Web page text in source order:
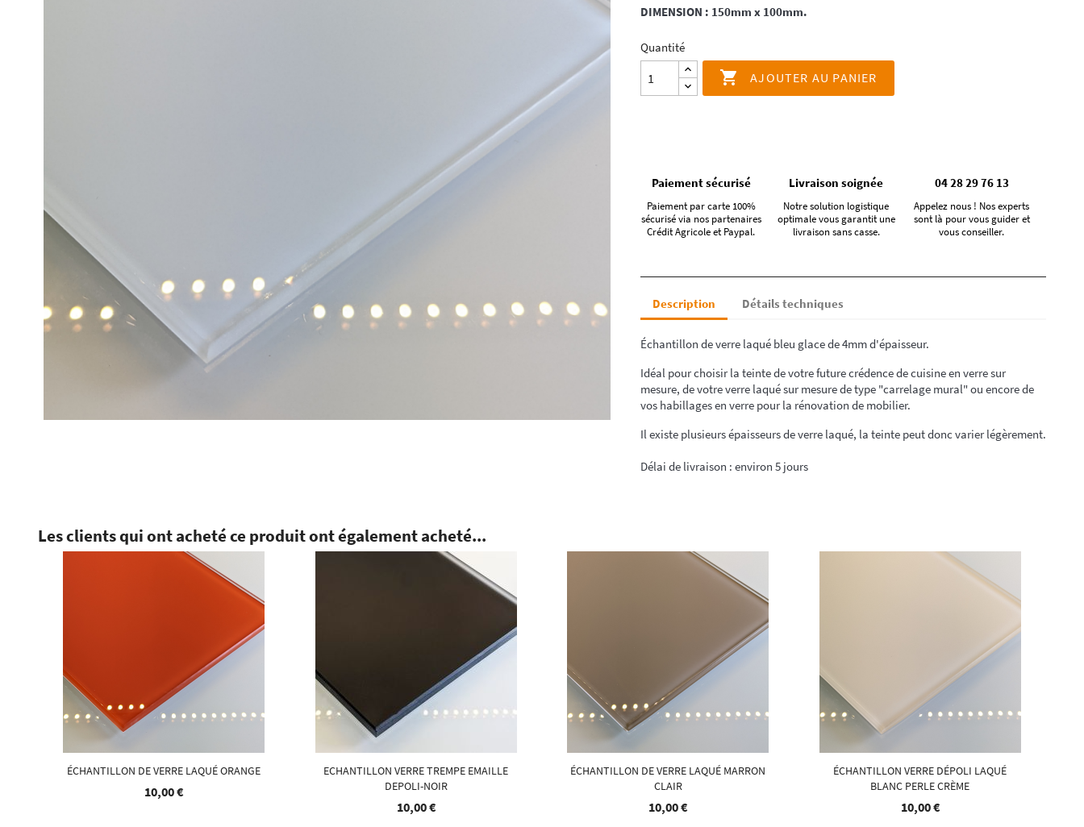
DIMENSION : 150mm x 100mm.
Quantité
 AJOUTER AU PANIER
Paiement sécurisé
Paiement par carte 100%
sécurisé via nos partenaires
Crédit Agricole et Paypal.
Livraison soignée
Notre solution logistique
optimale vous garantit une
livraison sans casse.
04 28 29 76 13
Appelez nous ! Nos experts
sont là pour vous guider et
vous conseiller.
Description Détails techniques
Échantillon de verre laqué bleu glace de 4mm d'épaisseur.
Idéal pour choisir la teinte de votre future crédence de cuisine en verre sur
mesure, de votre verre laqué sur mesure de type "carrelage mural" ou encore de
vos habillages en verre pour la rénovation de mobilier.
Il existe plusieurs épaisseurs de verre laqué, la teinte peut donc varier légèrement.
Délai de livraison : environ 5 jours
Les clients qui ont acheté ce produit ont également acheté...
ÉCHANTILLON DE VERRE LAQUÉ ORANGE
10,00 €
ECHANTILLON VERRE TREMPE EMAILLE
DEPOLI-NOIR
10,00 €
ÉCHANTILLON DE VERRE LAQUÉ MARRON
CLAIR
10,00 €
ÉCHANTILLON VERRE DÉPOLI LAQUÉ
BLANC PERLE CRÈME
10,00 €